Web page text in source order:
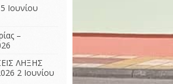
5 Ιουνίου
–
ΛΗΞΗΣ
2 Ιουνίου